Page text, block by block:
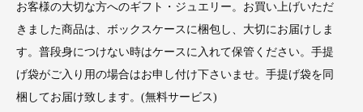
お客様の大切な方へのギフト・ジュエリー。お買い上げいただ
きました商品は、ボックスケースに梱包し、大切にお届けしま
す。普段身につけない時はケースに入れて保管ください。手提
げ袋がご入り用の場合はお申し付け下さいませ。手提げ袋を同
梱してお届け致します。(無料サービス)